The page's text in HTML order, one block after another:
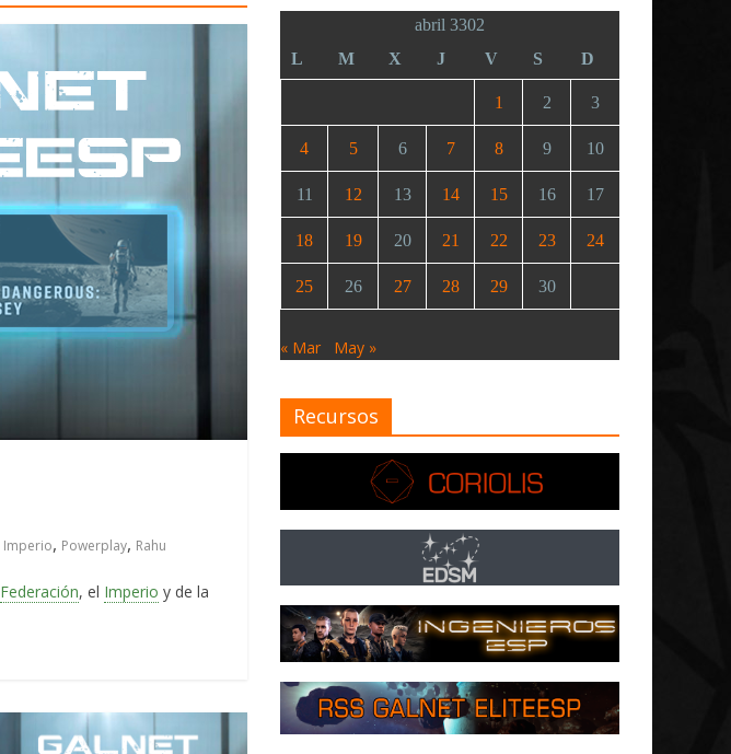
Imperio, Powerplay, Rahu
Federación, el Imperio y de la
abril 3302
L
M X J V S D
1 2 3
4 5 6 7 8 9 10
11 12 13 14 15 16 17
18 19 20 21 22 23 24
25 26 27 28 29 30
« Mar May »
Recursos